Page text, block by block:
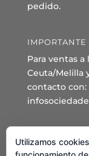
pedido.
IMPORTANTE
Para ventas a
Ceuta/Melilla
contacto con:
Sede
Utilizamos